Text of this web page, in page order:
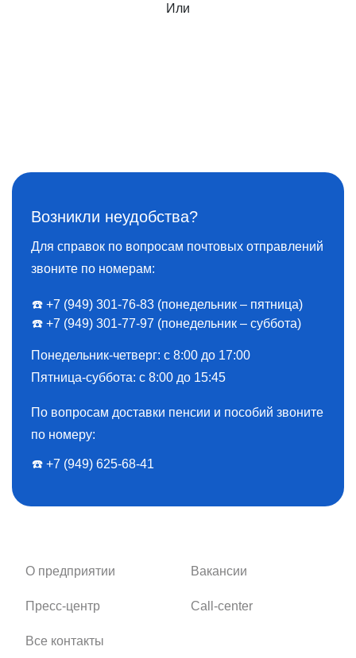
Или
Возникли неудобства?
Для справок по вопросам почтовых отправлений
звоните по номерам:
☎️ +7 (949) 301-76-83 (понедельник – пятница)
☎️ +7 (949) 301-77-97 (понедельник – суббота)
Понедельник-четверг: с 8:00 до 17:00
Пятница-суббота: с 8:00 до 15:45
По вопросам доставки пенсии и пособий звоните
по номеру:
☎️ ️+7 (949) 625-68-41
О предприятии Вакансии
Пресс-центр Call-center
Все контакты